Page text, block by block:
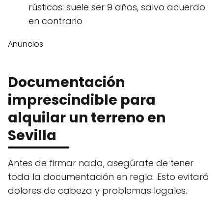
rústicos: suele ser 9 años, salvo acuerdo
en contrario
Anuncios
Documentación
imprescindible para
alquilar un terreno en
Sevilla
Antes de firmar nada, asegúrate de tener
toda la documentación en regla. Esto evitará
dolores de cabeza y problemas legales.